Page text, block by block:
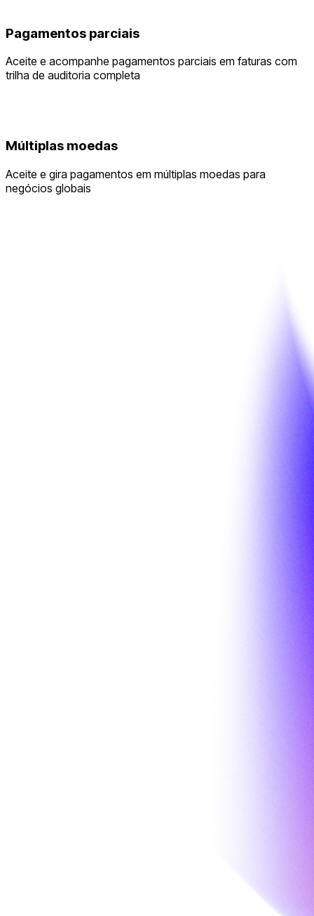
Pagamentos parciais
Aceite e acompanhe pagamentos parciais em faturas com
trilha de auditoria completa
Múltiplas moedas
Aceite e gira pagamentos em múltiplas moedas para
negócios globais